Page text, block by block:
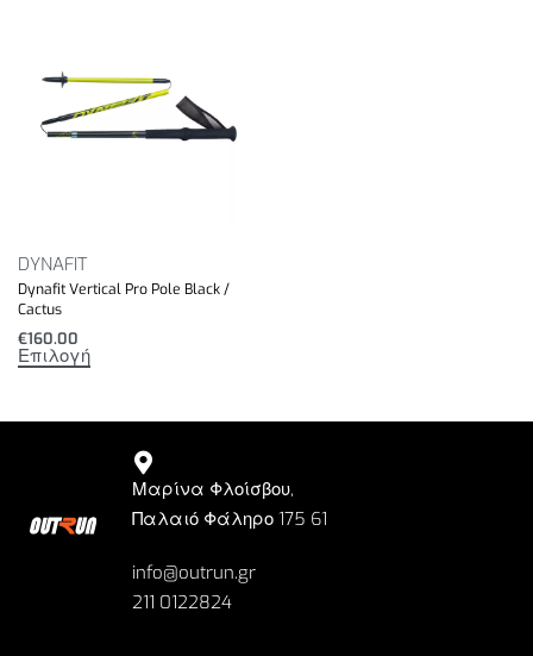
DYNAFIT
Dynafit Vertical Pro Pole Black /
Cactus
€160.00
Επιλογή
Μαρίνα Φλοίσβου,
Παλαιό Φάληρο 175 61
info@outrun.gr
211 0122824